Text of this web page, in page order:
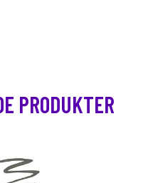
PRODUKTER